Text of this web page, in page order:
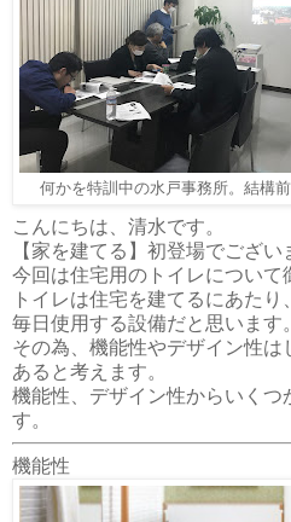
何かを特訓中の水戸事務所。結構前
こんにちは、清水です。
【家を建てる】初登場でござい
今回は住宅用のトイレについて
トイレは住宅を建てるにあたり
毎日使用する設備だと思います。
その為、機能性やデザイン性
あると考えます。
機能性、デザイン性からいくつ
す。
機能性